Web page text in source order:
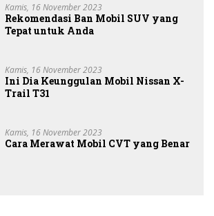
Kamis, 16 November 2023
Rekomendasi Ban Mobil SUV yang
Tepat untuk Anda
Kamis, 16 November 2023
Ini Dia Keunggulan Mobil Nissan X-
Trail T31
Kamis, 16 November 2023
Cara Merawat Mobil CVT yang Benar